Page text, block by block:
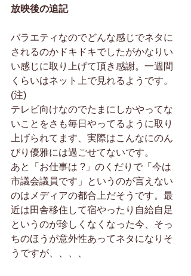
放映後の追記
バラエティなのでどんな感じでネタに
されるのかドキドキでしたがかなりい
い感じに取り上げて頂き感謝。一週間
くらいはネット上で見れるようです。
(注)
テレビ向けなのでたまにしかやってな
いことをさも毎日やってるように取り
上げられてます、実際はこんなにのん
びり優雅には過ごせてないです。
あと「お仕事は ?」のくだりで「今は
市議会議員です」というのが言えない
のはメディアの都合上だそうです。最
近は田舎移住して宿やったり自給自足
というのが珍しくなくなった今、そっ
ちのほうが意外性あってネタになりそ
うですが、、、、